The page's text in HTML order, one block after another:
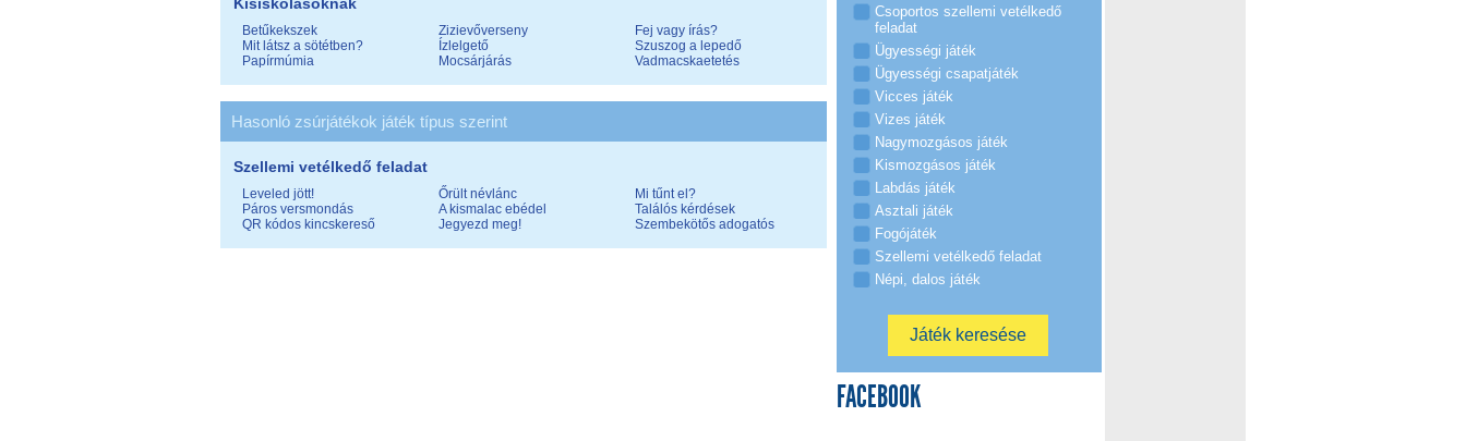
Betűkekszek Zizievőverseny
Fej vagy írás?
Mit látsz a sötétben?
Ízlelgető
Szuszog a lepedő
Papírmúmia
Mocsárjárás Vadmacskaetetés
Hasonló zsúrjátékok játék típus szerint
Szellemi vetélkedő feladat
Leveled jött! Őrült névlánc
Mi tűnt el?
Páros versmondás
A kismalac ebédel
Találós kérdések
QR kódos kincskereső
Jegyezd meg! Szembekötős adogatós
Csoportos szellemi vetélkedő
feladat
Ügyességi játék
Ügyességi csapatjáték
Vicces játék
Vizes játék
Nagymozgásos játék
Kismozgásos játék
Labdás játék
Asztali játék
Fogójáték
Szellemi vetélkedő feladat
Népi, dalos játék
FACEBOOK